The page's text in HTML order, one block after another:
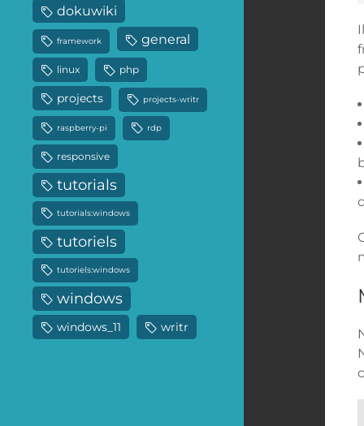
dokuwiki
framework general
linux php
projects projects-writr
raspberry-pi rdp
responsive
tutorials
tutorials:windows
tutoriels
tutoriels:windows
windows
windows_11 writr